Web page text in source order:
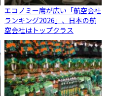
エコノミー席が広い「航空会社
ランキング2026」、日本の航
空会社はトップクラス